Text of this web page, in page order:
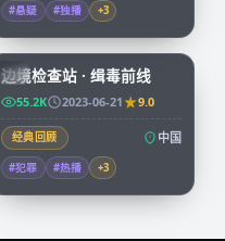
#悬疑 #独播 +3
CN
边境检查站 · 缉毒前线
55.2K 2023-06-21 9.0
经典回顾 中国
#犯罪 #热播 +3